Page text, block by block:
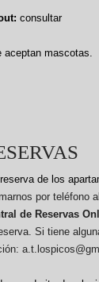
consultar
aceptan mascotas.
de los
por teléfono
de Reservas
Si tiene